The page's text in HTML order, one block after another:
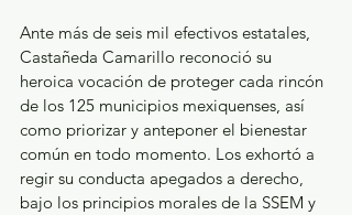
Ante más de seis mil efectivos estatales,
Castañeda Camarillo reconoció su
heroica vocación de proteger cada rincón
de los 125 municipios mexiquenses, así
como priorizar y anteponer el bienestar
común en todo momento. Los exhortó a
regir su conducta apegados a derecho,
bajo los principios morales de la SSEM y